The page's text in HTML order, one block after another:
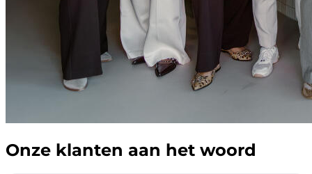
Onze klanten aan het woord